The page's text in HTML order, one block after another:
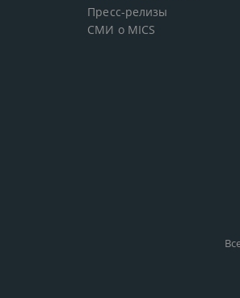
Пресс-релизы
СМИ о MICS